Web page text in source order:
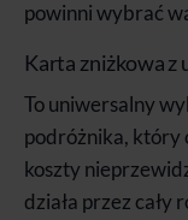
powinni wybrać
Karta zniżkowa z
To uniwersalny
podróżnika, który
koszty
działa przez cały